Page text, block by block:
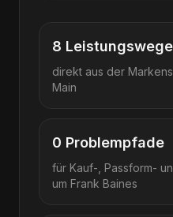
8 Leistungswege
direkt aus der
Main
0 Problempfade
für Kauf-, Passform-
um Frank Baines